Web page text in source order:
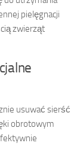
pielęgnacji
zwierząt
usuwać sierść
obrotowym